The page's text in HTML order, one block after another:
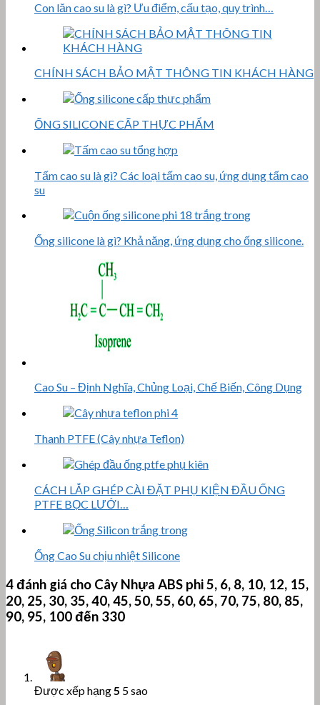
Con lăn cao su là gì? Ưu điểm, cấu tạo, quy trình…
CHÍNH SÁCH BẢO MẬT THÔNG TIN KHÁCH HÀNG
ỐNG SILICONE CẤP THỰC PHẨM
Tấm cao su là gì? Các loại tấm cao su, ứng dụng tấm cao
su
Ống silicone là gì? Khả năng, ứng dụng cho ống silicone.
Cao Su – Định Nghĩa, Chủng Loại, Chế Biến, Công Dụng
Thanh PTFE (Cây nhựa Teflon)
CÁCH LẮP GHÉP CÀI ĐẶT PHỤ KIỆN ĐẦU ỐNG
PTFE BỌC LƯỚI…
Ống Cao Su chịu nhiệt Silicone
4 đánh giá cho Cây Nhựa ABS phi 5, 6, 8, 10, 12, 15,
20, 25, 30, 35, 40, 45, 50, 55, 60, 65, 70, 75, 80, 85,
90, 95, 100 đến 330
Được xếp hạng5 5 sao